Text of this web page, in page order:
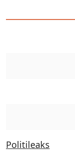
Politileaks